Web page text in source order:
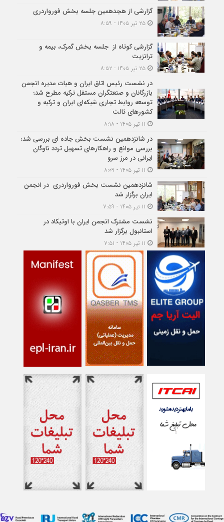
گزارشی از هجدهمین جلسه بخش فورواردری
۲۵ تیر ۱۴۰۵ - ۸:۵۹
گزارشی کوتاه از جلسه بخش گمرک، بیمه و
ترانزیت
۲۵ تیر ۱۴۰۵ - ۸:۵۲
در نشست رئیس اتاق ایران و هیات مدیره انجمن
بازرگانان و صنعتگران مستقل ترکیه مطرح شد؛
توسعه روابط تجاری شبکه‌ای ایران و ترکیه و
کشورهای ثالث
در شانزدهمین نشست بخش جاده ای بررسی شد؛
بررسی موانع و راهکارهای تسهیل تردد ناوگان
ایرانی در مرز سرو
شانزدهمین نشست بخش فورواردری در انجمن
ایران برگزار شد
نشست مشترک انجمن ایران با اوتیکاد در
استانبول برگزار شد